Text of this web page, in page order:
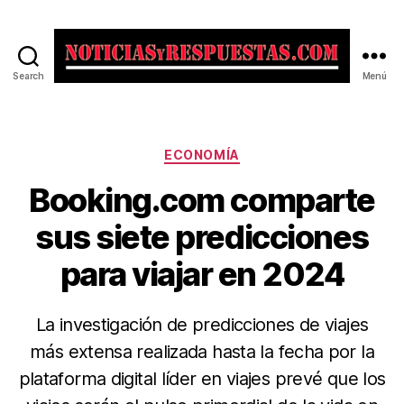
Search Menú
Categorías
ECONOMÍA
Booking.com comparte
sus siete predicciones
para viajar en 2024
La investigación de predicciones de viajes
más extensa realizada hasta la fecha por la
plataforma digital líder en viajes prevé que los